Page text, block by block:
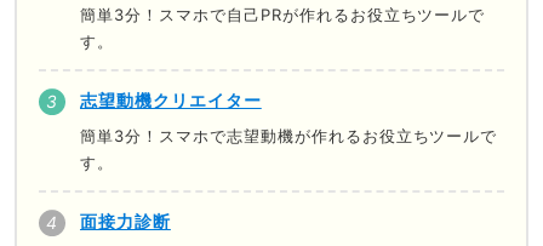
簡単3分！スマホで自己PRが作れるお役立ちツールで
す。
志望動機クリエイター
簡単3分！スマホで志望動機が作れるお役立ちツールで
す。
面接力診断